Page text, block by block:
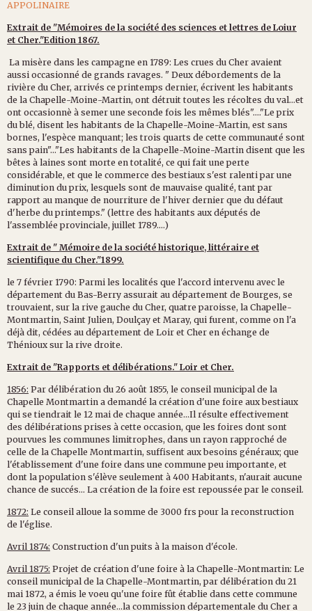
APPOLINAIRE
Extrait de "Mémoires de la société des sciences et lettres de Loiur
et Cher."Edition 1867.
La misère dans les campagne en 1789: Les crues du Cher avaient
aussi occasionné de grands ravages. " Deux débordements de la
rivière du Cher, arrivés ce printemps dernier, écrivent les habitants
de la Chapelle-Moine-Martin, ont détruit toutes les récoltes du val...et
ont occasionnè à semer une seconde fois les mêmes blés"...."Le prix
du blé, disent les habitants de la Chapelle-Moine-Martin, est sans
bornes, l'espèce manquant; les trois quarts de cette communauté sont
sans pain"..."Les habitants de la Chapelle-Moine-Martin disent que les
bêtes à laines sont morte en totalité, ce qui fait une perte
considérable, et que le commerce des bestiaux s'est ralenti par une
diminution du prix, lesquels sont de mauvaise qualité, tant par
rapport au manque de nourriture de l'hiver dernier que du défaut
d'herbe du printemps." (lettre des habitants aux députés de
l'assemblée provinciale, juillet 1789....)
Extrait de " Mémoire de la société historique, littéraire et
scientifique du Cher."1899.
le 7 février 1790: Parmi les localités que l'accord intervenu avec le
département du Bas-Berry assurait au département de Bourges, se
trouvaient, sur la rive gauche du Cher, quatre paroisse, la Chapelle-
Montmartin, Saint Julien, Doulçay et Maray, qui furent, comme on l'a
déjà dit, cédées au département de Loir et Cher en échange de
Thénioux sur la rive droite.
Extrait de "Rapports et délibérations." Loir et Cher.
1856: Par délibération du 26 août 1855, le conseil municipal de la
Chapelle Montmartin a demandé la création d'une foire aux bestiaux
qui se tiendrait le 12 mai de chaque année...Il résulte effectivement
des délibérations prises à cette occasion, que les foires dont sont
pourvues les communes limitrophes, dans un rayon rapproché de
celle de la Chapelle Montmartin, suffisent aux besoins généraux; que
l'établissement d'une foire dans une commune peu importante, et
dont la population s'élève seulement à 400 Habitants, n'aurait aucune
chance de succés... La création de la foire est repoussée par le conseil.
1872: Le conseil alloue la somme de 3000 frs pour la reconstruction
de l'église.
Avril 1874: Construction d'un puits à la maison d'école.
Avril 1875: Projet de création d'une foire à la Chapelle-Montmartin: Le
conseil municipal de la Chapelle-Montmartin, par délibération du 21
mai 1872, a émis le voeu qu'une foire fût établie dans cette commune
le 23 juin de chaque année...la commission départementale du Cher a